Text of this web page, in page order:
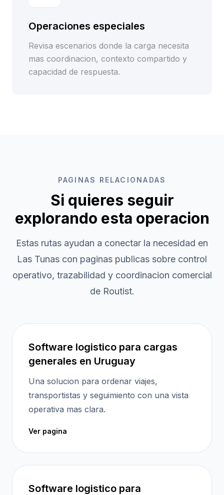
Operaciones especiales
Revisa escenarios donde la carga necesita
mas coordinacion, contexto compartido y
capacidad de respuesta.
PAGINAS RELACIONADAS
Si quieres seguir
explorando esta operacion
Estas rutas ayudan a conectar la necesidad en
Las Tunas con paginas publicas sobre control
operativo, trazabilidad y coordinacion comercial
de Routist.
Software logistico para cargas
generales en Uruguay
Una solucion para ordenar viajes,
transportistas y seguimiento con una vista
operativa mas clara.
Ver pagina
Software logistico para